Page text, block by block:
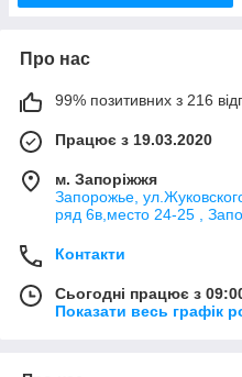
Про нас
99% позитивних з 216
Працює з 19.03.2020
м. Запоріжжя
Запорожье,
ряд 6в,место 24-25 ,
Контакти
Сьогодні працює з
Показати весь графік